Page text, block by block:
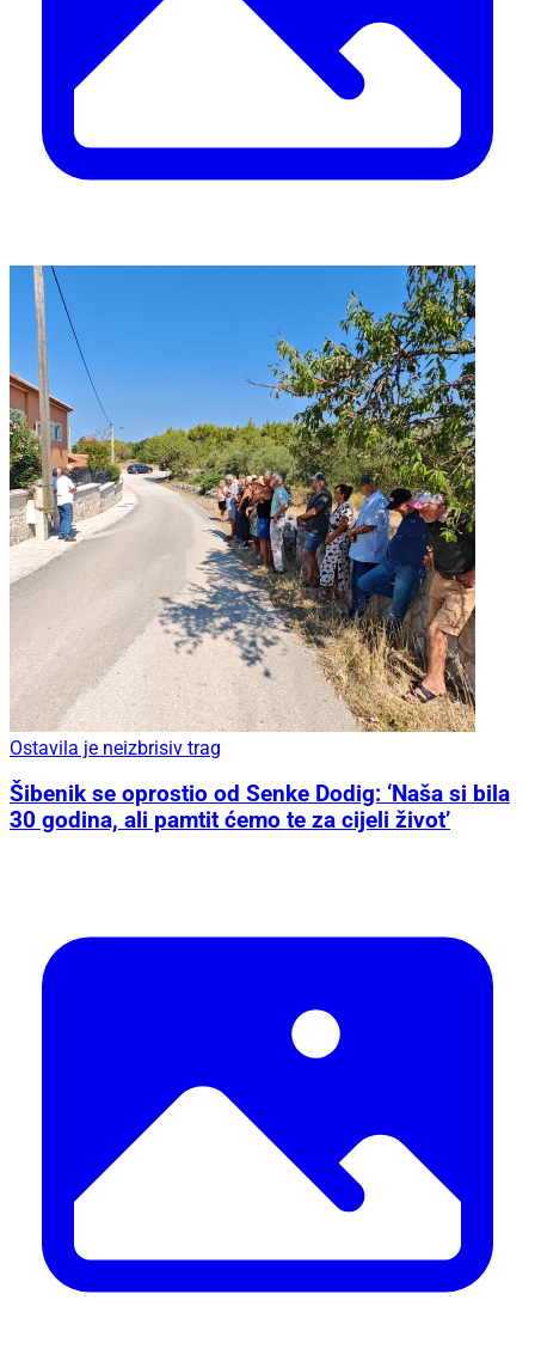
Ostavila je neizbrisiv trag
Šibenik se oprostio od Senke Dodig: ‘Naša si bila
30 godina, ali pamtit ćemo te za cijeli život’